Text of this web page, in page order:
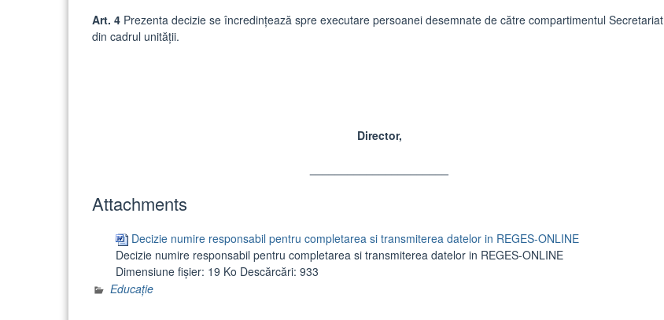
Art. 4 Prezenta decizie se încredințează spre executare persoanei desemnate de către compartimentul Secretariat
din cadrul unității.
Director,
Attachments
Decizie numire responsabil pentru completarea si transmiterea datelor in REGES-ONLINE
Decizie numire responsabil pentru completarea si transmiterea datelor in REGES-ONLINE
Dimensiune fișier: 19 Ko Descărcări: 933
Educație